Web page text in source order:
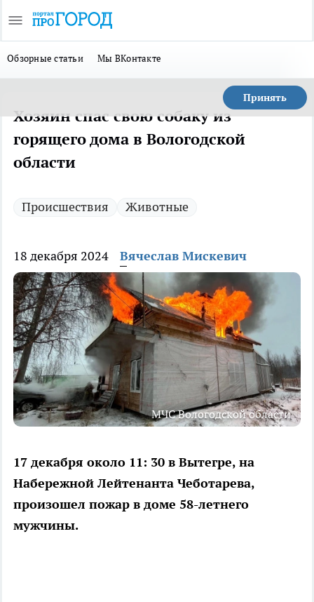
Обзорные статьи Мы ВКонтакте
Принять
Хозяин спас свою собаку из
горящего дома в Вологодской
области
Происшествия Животные
18 декабря 2024 Вячеслав Мискевич
МЧС Вологодской области
17 декабря около 11: 30 в Вытегре, на
Набережной Лейтенанта Чеботарева,
произошел пожар в доме 58-летнего
мужчины.